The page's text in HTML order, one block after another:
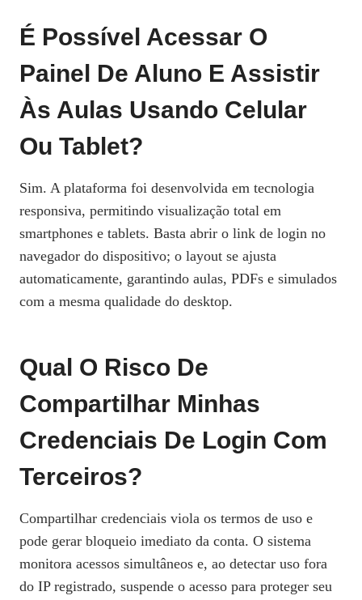
É Possível Acessar O
Painel De Aluno E Assistir
Às Aulas Usando Celular
Ou Tablet?
Sim. A plataforma foi desenvolvida em tecnologia
responsiva, permitindo visualização total em
smartphones e tablets. Basta abrir o link de login no
navegador do dispositivo; o layout se ajusta
automaticamente, garantindo aulas, PDFs e simulados
com a mesma qualidade do desktop.
Qual O Risco De
Compartilhar Minhas
Credenciais De Login Com
Terceiros?
Compartilhar credenciais viola os termos de uso e
pode gerar bloqueio imediato da conta. O sistema
monitora acessos simultâneos e, ao detectar uso fora
do IP registrado, suspende o acesso para proteger seu